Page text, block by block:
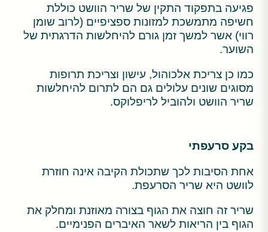
פגיעה בתפקוד התקין של שריר הוושט כוללת
חשיפה מתמשכת למזונות ספציפיים (לרוב שומן
רווי) אשר למשך זמן גורם להיחלשות הדרגתית של
השוער.
כמו כן צריכת אלכוהול, עישון וצריכת תרופות
מסוגים שונים עלולים גם הם לתרום להיחלשות
שריר הוושט ולהוביל לריפלוקס.
בקע סרעפתי
אחת הסיבות לכך שתכולת הקיבה אינה חוזרת
לוושט היא שריר הסרעפת.
שריר זה חוצה את הגוף בצורה מאוזנת ומחלק את
הגוף בין הריאות לשאר האיברים הפנימיים.